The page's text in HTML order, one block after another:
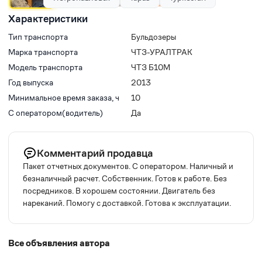
Характеристики
Тип транспорта
Бульдозеры
Марка транспорта
ЧТЗ-УРАЛТРАК
Модель транспорта
ЧТЗ Б10М
Год выпуска
2013
Минимальное время заказа, ч
10
С оператором(водитель)
Да
Комментарий продавца
Пакет отчетных документов. С оператором. Наличный и
безналичный расчет. Собственник. Готов к работе. Без
посредников. В хорошем состоянии. Двигатель без
нареканий. Помогу с доставкой. Готова к эксплуатации.
Все объявления автора